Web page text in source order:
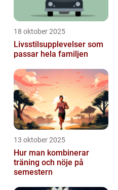
18 oktober 2025
Livsstilsupplevelser som
passar hela familjen
13 oktober 2025
Hur man kombinerar
träning och nöje på
semestern